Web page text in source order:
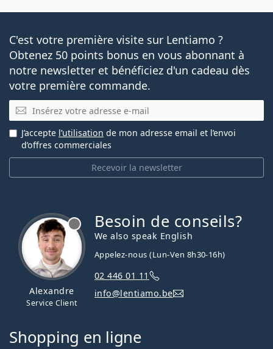
C'est votre première visite sur Lentiamo ?
Obtenez 50 points bonus en vous abonnant à
notre newsletter et bénéficiez d'un cadeau dès
votre première commande.
E-mail
Recevoir la newsletter
J’accepte l’utilisation de mon adresse email et l’envoi
d’offres commerciales
Alexandre
Service Client
Besoin de conseils?
We also speak English
Appelez-nous (Lun-Ven 8h30-16h)
02 446 01 11
info@lentiamo.be
Shopping en ligne